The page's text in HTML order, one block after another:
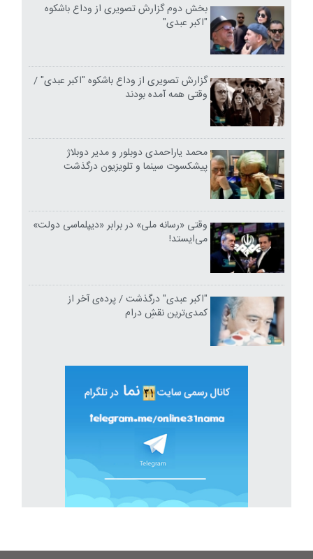
بخش دوم گزارش تصویری از وداع باشکوه
"اکبر عبدی"
گزارش تصویری از وداع باشکوه "اکبر عبدی" /
وقتی همه آمده بودند
محمد یاراحمدی دوبلور و مدیر دوبلاژ
پیشکسوت سینما و تلویزیون درگذشت
وقتی «رسانه ملی» در برابر «دیپلماسی دولت»
می‌ایستد!
"اکبر عبدی" درگذشت / پرده‌ی آخر از
کمدی‌ترین نقشِ درام